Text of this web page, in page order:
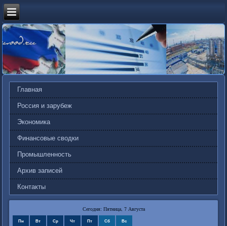
Главная
Россия и зарубеж
Экономика
Финансовые сводки
Промышленность
Архив записей
Контакты
Сегодня: Пятница, 7 Августа
Пн Вт Ср Чт Пт Сб Вс